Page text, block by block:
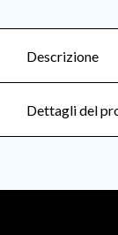
Descrizione
Dettagli del